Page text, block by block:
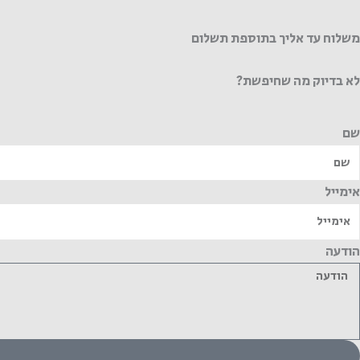
משלוח עד אליך בתוספת תשלום
לא בדיוק מה שחיפשת?
שם
אימייל
הודעה